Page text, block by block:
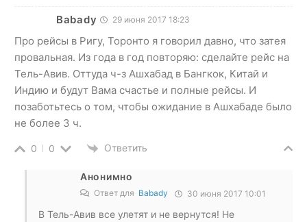
Babady 29 июня 2017 18:23
Про рейсы в Ригу, Торонто я говорил давно, что затея
провальная. Из года в год повторяю: сделайте рейс на
Тель-Авив. Оттуда ч-з Ашхабад в Бангкок, Китай и
Индию и будут Вама счастье и полные рейсы. И
позаботьтесь о том, чтобы ожидание в Ашхабаде было
не более 3 ч.
0 0 Ответить
Анонимно
Ответ для Babady 30 июня 2017 10:01
В Тель-Авив все улетят и не вернутся! Не